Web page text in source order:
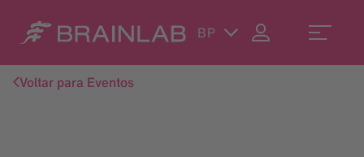
BP
Voltar para Eventos